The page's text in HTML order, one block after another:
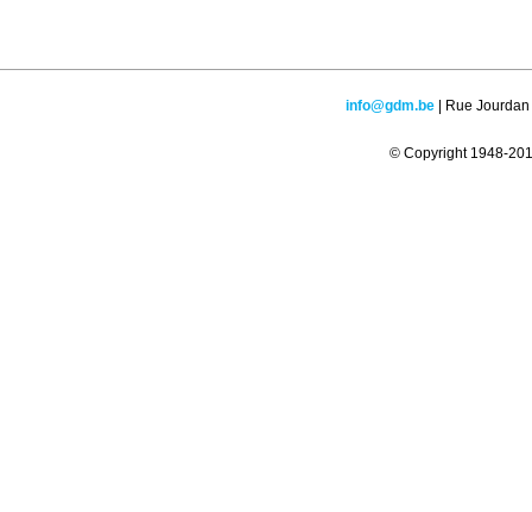
info@gdm.be | Rue
© Copyright 1948-